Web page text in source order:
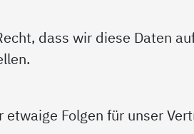
dass wir diese Daten
Folgen für unser